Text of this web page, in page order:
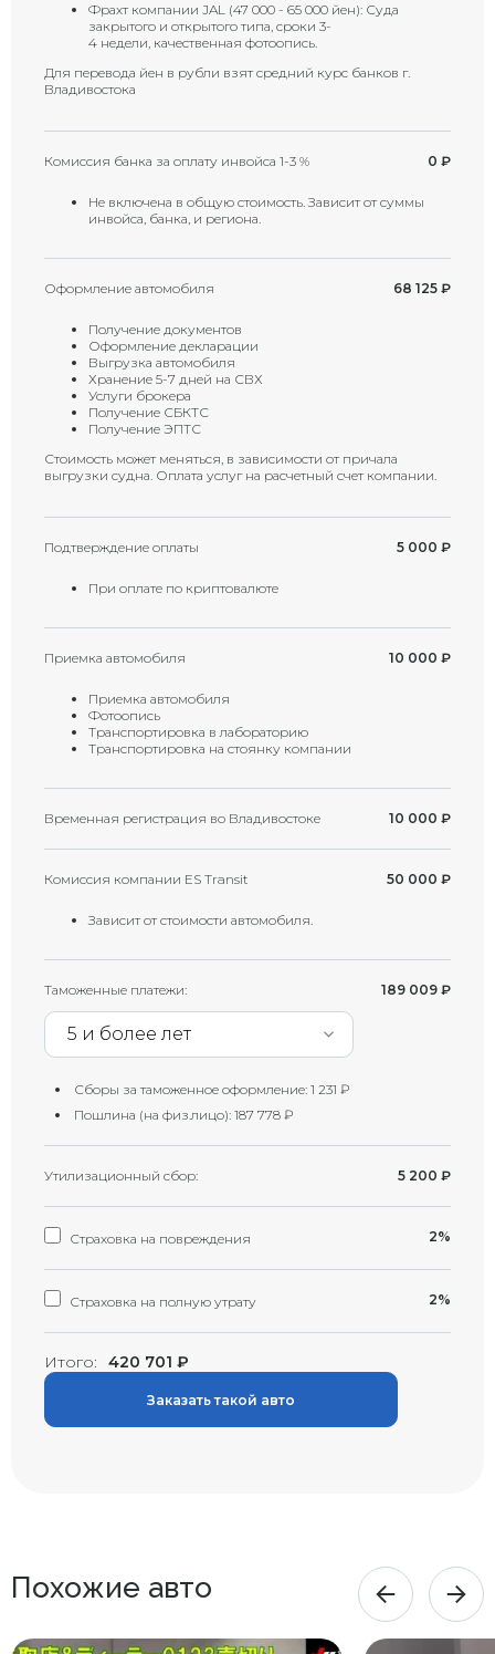
Фрахт компании JAL (47 000 - 65 000 йен): Суда
закрытого и открытого типа, сроки 3-
4 недели, качественная фотоопись.
Для перевода йен в рубли взят средний курс банков г.
Владивостока
Комиссия банка за оплату инвойса 1-3 % 0 ₽
Не включена в общую стоимость. Зависит от суммы
инвойса, банка, и региона.
Оформление автомобиля 68 125 ₽
Получение документов
Оформление декларации
Выгрузка автомобиля
Хранение 5-7 дней на СВХ
Услуги брокера
Получение СБКТС
Получение ЭПТС
Стоимость может меняться, в зависимости от причала
выгрузки судна. Оплата услуг на расчетный счет компании.
Подтверждение оплаты 5 000 ₽
При оплате по криптовалюте
Приемка автомобиля 10 000 ₽
Приемка автомобиля
Фотоопись
Транспортировка в лабораторию
Транспортировка на стоянку компании
Временная регистрация во Владивостоке 10 000 ₽
Комиссия компании ES Transit 50 000 ₽
Зависит от стоимости автомобиля.
Таможенные платежи: 189 009 ₽
5 и более лет
Сборы за таможенное оформление: 1 231 ₽
Пошлина (на физ.лицо): 187 778 ₽
Утилизационный сбор: 5 200 ₽
Страховка на повреждения 2%
Страховка на полную утрату 2%
Итого: 420 701 ₽
Заказать такой авто
Похожие авто